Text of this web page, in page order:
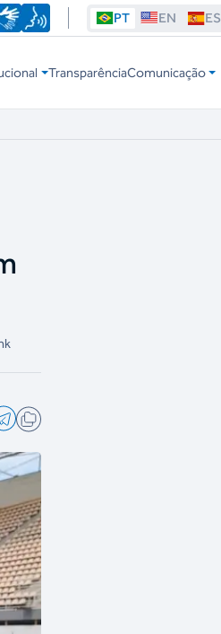
PT EN ES
TransparênciaComunicação